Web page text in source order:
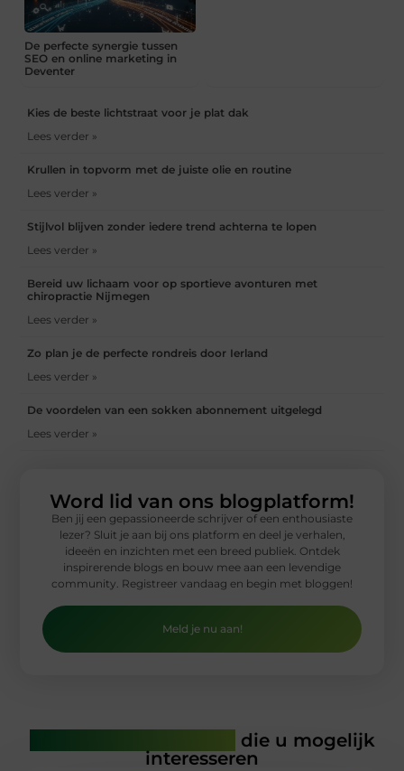
De perfecte synergie tussen
SEO en online marketing in
Deventer
Kies de beste lichtstraat voor je plat dak
Lees verder »
Krullen in topvorm met de juiste olie en routine
Lees verder »
Stijlvol blijven zonder iedere trend achterna te lopen
Lees verder »
Bereid uw lichaam voor op sportieve avonturen met
chiropractie Nijmegen
Lees verder »
Zo plan je de perfecte rondreis door Ierland
Lees verder »
De voordelen van een sokken abonnement uitgelegd
Lees verder »
Word lid van ons blogplatform!
Ben jij een gepassioneerde schrijver of een enthousiaste
lezer? Sluit je aan bij ons platform en deel je verhalen,
ideeën en inzichten met een breed publiek. Ontdek
inspirerende blogs en bouw mee aan een levendige
community. Registreer vandaag en begin met bloggen!
Meld je nu aan!
die u mogelijk
interesseren